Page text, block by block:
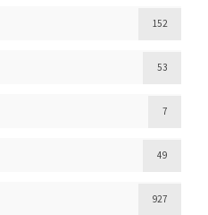
152
53
7
49
927